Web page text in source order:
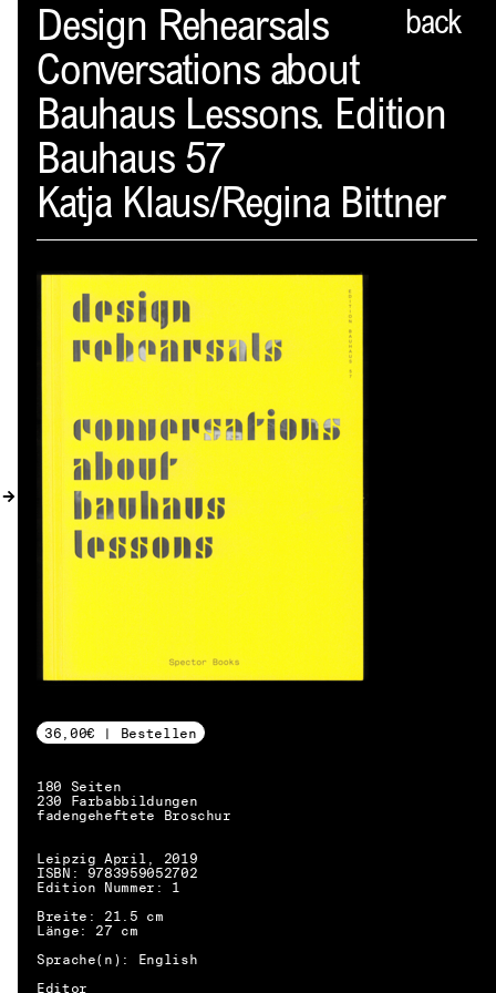
back
Spector
PROFIL
AKTUELLES
INDEX
WARENKORB (0)
VERLAGSVORSCHAU
DISTRIBUTION
KONTAKT
KUNDENKONTO
DE → EN
Design Rehearsals
Conversations about
Bauhaus Lessons. Edition
Bauhaus 57
Katja Klaus/Regina Bittner
36,00€ | Bestellen
180 Seiten
230 Farbabbildungen
fadengeheftete Broschur
Leipzig April, 2019
ISBN: 9783959052702
Edition Nummer: 1
Breite: 21.5 cm
Länge: 27 cm
Sprache(n): English
Editor